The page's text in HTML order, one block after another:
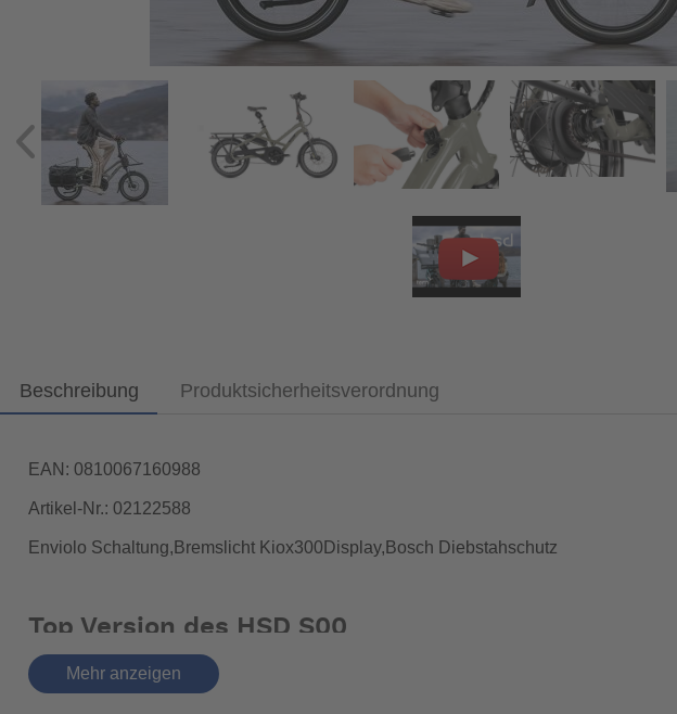
Beschreibung Produktsicherheitsverordnung
EAN: 0810067160988
Artikel-Nr.: 02122588
Enviolo Schaltung,Bremslicht Kiox300Display,Bosch Diebstahschutz
Top Version des HSD S00
1. Enviolo Stufenlose Schaltung
Mehr anzeigen